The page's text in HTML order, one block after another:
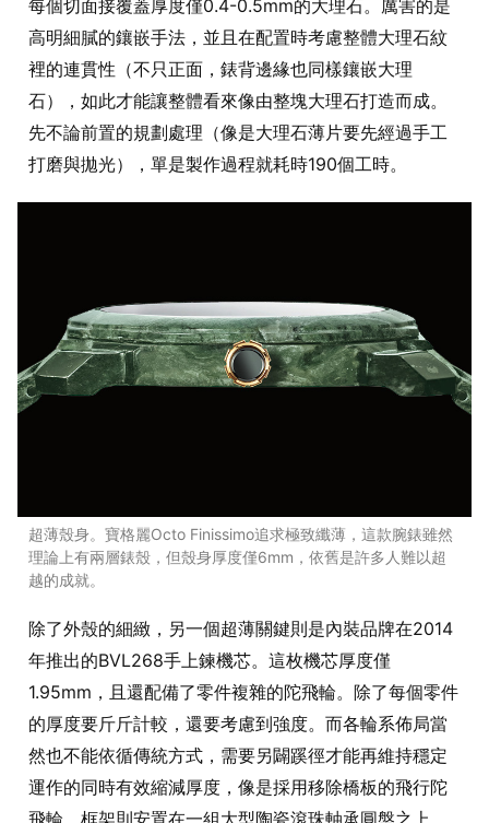
每個切面接覆蓋厚度僅0.4-0.5mm的大理石。厲害的是
高明細膩的鑲嵌手法，並且在配置時考慮整體大理石紋
裡的連貫性（不只正面，錶背邊緣也同樣鑲嵌大理
石），如此才能讓整體看來像由整塊大理石打造而成。
先不論前置的規劃處理（像是大理石薄片要先經過手工
打磨與拋光），單是製作過程就耗時190個工時。
超薄殼身。寶格麗Octo Finissimo追求極致纖薄，這款腕錶雖然
理論上有兩層錶殼，但殼身厚度僅6mm，依舊是許多人難以超
越的成就。
除了外殼的細緻，另一個超薄關鍵則是內裝品牌在2014
年推出的BVL268手上鍊機芯。這枚機芯厚度僅
1.95mm，且還配備了零件複雜的陀飛輪。除了每個零件
的厚度要斤斤計較，還要考慮到強度。而各輪系佈局當
然也不能依循傳統方式，需要另闢蹊徑才能再維持穩定
運作的同時有效縮減厚度，像是採用移除橋板的飛行陀